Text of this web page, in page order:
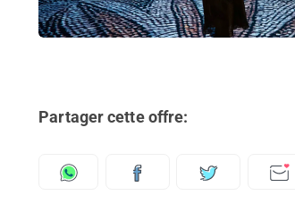
Partager cette offre: